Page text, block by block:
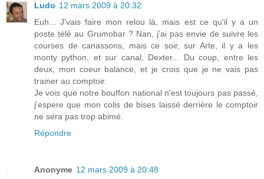
Ludo 12 mars 2009 à 20:32
Euh... J'vais faire mon relou là, mais est ce qu'il y a un
poste télé au Grumobar ? Nan, j'ai pas envie de suivre les
courses de canassons, mais ce soir, sur Arte, il y a les
monty python, et sur canal, Dexter... Du coup, entre les
deux, mon coeur balance, et je crois que je ne vais pas
trainer au comptoir.
Je vois que notre bouffon national n'est toujours pas passé,
j'espere que mon colis de bises laissé derrière le comptoir
ne sera pas trop abimé.
Répondre
Anonyme 12 mars 2009 à 20:48